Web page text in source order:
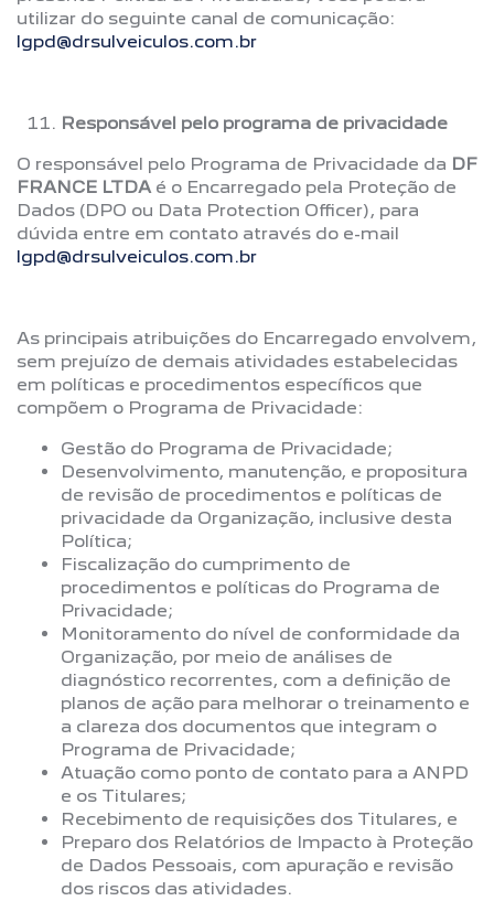
utilizar do seguinte canal de comunicação:
lgpd@drsulveiculos.com.br
Responsável pelo programa de privacidade
O responsável pelo Programa de Privacidade da DF
FRANCE LTDAé o Encarregado pela Proteção de
Dados (DPO ou Data Protection Officer), para
dúvida entre em contato através do e-mail
lgpd@drsulveiculos.com.br
As principais atribuições do Encarregado envolvem,
sem prejuízo de demais atividades estabelecidas
em políticas e procedimentos específicos que
compõem o Programa de Privacidade:
Gestão do Programa de Privacidade;
Desenvolvimento, manutenção, e propositura
de revisão de procedimentos e políticas de
privacidade da Organização, inclusive desta
Política;
Fiscalização do cumprimento de
procedimentos e políticas do Programa de
Privacidade;
Monitoramento do nível de conformidade da
Organização, por meio de análises de
diagnóstico recorrentes, com a definição de
planos de ação para melhorar o treinamento e
a clareza dos documentos que integram o
Programa de Privacidade;
Atuação como ponto de contato para a ANPD
e os Titulares;
Recebimento de requisições dos Titulares, e
Preparo dos Relatórios de Impacto à Proteção
de Dados Pessoais, com apuração e revisão
dos riscos das atividades.